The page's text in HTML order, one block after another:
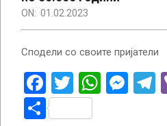
ON: 01.02.2023
Сподели со своите пријатели
Facebook
Twitter
Share